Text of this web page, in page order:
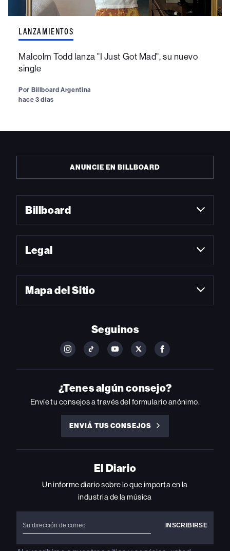
LANZAMIENTOS
Malcolm Todd lanza "I Just Got Mad", su nuevo
single
Por Billboard Argentina
hace 3 días
ANUNCIE EN BILLBOARD
Billboard
Legal
Mapa del Sitio
Seguinos
FOLLOW
ON
INSTAGRAM
FOLLOW
ON
YOUTUBE
FOLLOW
ON
YOUTUBE
FOLLOW
ON
FOLLOW
ON
FACEBOOK
¿Tenes algún consejo?
Envíe tu consejos a través del formulario anónimo.
ENVIÁ TUS CONSEJOS
ENVIÁ
CONSEJOS
El Diario
Un informe diario sobre lo que importa en la
industria de la música